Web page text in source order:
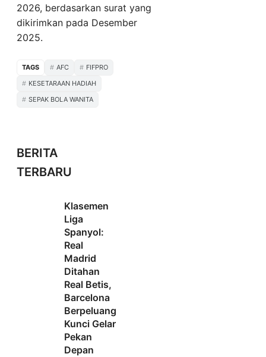
2026, berdasarkan surat yang
dikirimkan pada Desember
2025.
TAGS AFC
FIFPRO
KESETARAAN HADIAH
SEPAK BOLA WANITA
BERITA
TERBARU
Klasemen
Liga
Spanyol:
Real
Madrid
Ditahan
Real Betis,
Barcelona
Berpeluang
Kunci Gelar
Pekan
Depan